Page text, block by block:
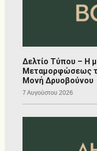
Δελτίο Τύπου – Η
Μεταμορφώσεως
Μονή Δρυοβούνου
7 Αυγούστου 2026